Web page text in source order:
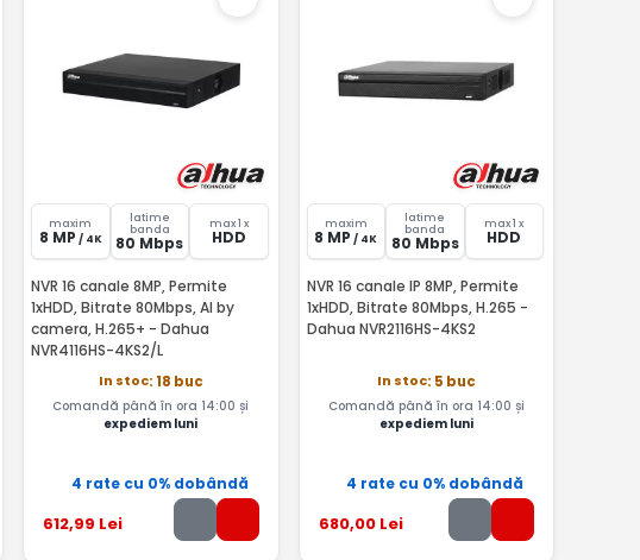
maxim
8 MP / 4K
latime
banda
80 Mbps
max 1 x
HDD
NVR 16 canale 8MP, Permite
1xHDD, Bitrate 80Mbps, AI by
camera, H.265+ - Dahua
NVR4116HS-4KS2/L
In stoc: 18 buc
Comandă până în ora 14:00 și
expediem luni
4 rate cu 0% dobândă
612,99 Lei
maxim
8 MP / 4K
latime
banda
80 Mbps
max 1 x
HDD
NVR 16 canale IP 8MP, Permite
1xHDD, Bitrate 80Mbps, H.265 -
Dahua NVR2116HS-4KS2
In stoc: 5 buc
Comandă până în ora 14:00 și
expediem luni
4 rate cu 0% dobândă
680,00Lei